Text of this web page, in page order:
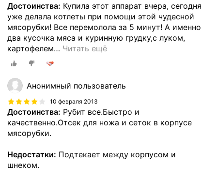
Достоинства: Купила этот аппарат вчера, сегодня
уже делала котлеты при помощи этой чудесной
мясорубки! Все перемолола за 5 минут! А именно
два кусочка мяса и куринную грудку,с луком,
картофелем… Читать ещё
Анонимный пользователь
10 февраля 2013
Достоинства: Рубит все.Быстро и
качественно.Отсек для ножа и сеток в корпусе
мясорубки.
Недостатки: Подтекает между корпусом и
шнеком.